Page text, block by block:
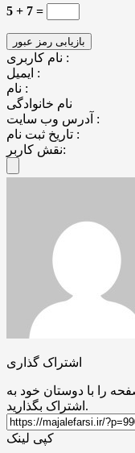
5 + 7 =
نام کاربری :
ایمیل :
نام :
نام خانوادگی
آدرس وب سایت :
تاریخ ثبت نام :
نقش کاربر:
اشتراک گذاری
را با دوستان خود به
اشتراک بگذارید.
کپی لینک